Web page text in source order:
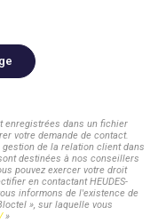
enregistrées dans un fichier
votre demande de contact.
de la relation client dans
destinées à nos conseillers
pouvez exercer votre droit
en contactant HEUDES-
informons de l'existence de
», sur laquelle vous
»